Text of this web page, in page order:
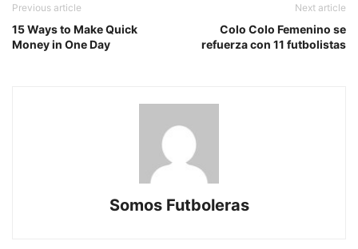
Previous article
15 Ways to Make Quick
Money in One Day
Next article
Colo Colo Femenino se
refuerza con 11 futbolistas
Somos Futboleras